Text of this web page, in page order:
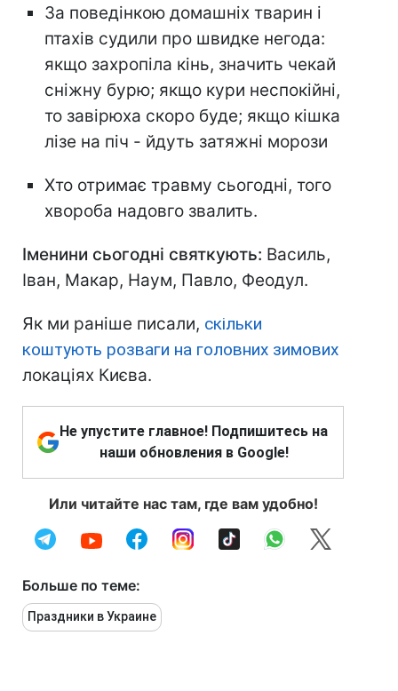
За поведінкою домашніх тварин і
птахів судили про швидке негода:
якщо захропіла кінь, значить чекай
сніжну бурю; якщо кури неспокійні,
то завірюха скоро буде; якщо кішка
лізе на піч - йдуть затяжні морози
Хто отримає травму сьогодні, того
хвороба надовго звалить.
Іменини сьогодні святкують: Василь,
Іван, Макар, Наум, Павло, Феодул.
Як ми раніше писали, скільки
коштують розваги на головних зимових
локаціях Києва.
Не упустите главное! Подпишитесь на
наши обновления в Google!
Или читайте нас там, где вам удобно!
Больше по теме:
Праздники в Украине